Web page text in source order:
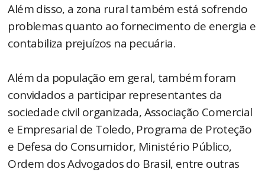
Além disso, a zona rural também está sofrendo
problemas quanto ao fornecimento de energia e
contabiliza prejuízos na pecuária.
Além da população em geral, também foram
convidados a participar representantes da
sociedade civil organizada, Associação Comercial
e Empresarial de Toledo, Programa de Proteção
e Defesa do Consumidor, Ministério Público,
Ordem dos Advogados do Brasil, entre outras